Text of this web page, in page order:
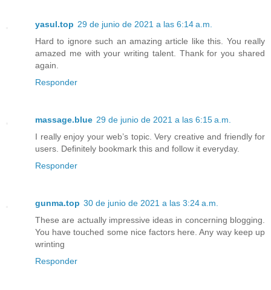
yasul.top 29 de junio de 2021 a las 6:14 a.m.
Hard to ignore such an amazing article like this. You really
amazed me with your writing talent. Thank for you shared
again.
Responder
massage.blue 29 de junio de 2021 a las 6:15 a.m.
I really enjoy your web’s topic. Very creative and friendly for
users. Definitely bookmark this and follow it everyday.
Responder
gunma.top 30 de junio de 2021 a las 3:24 a.m.
These are actually impressive ideas in concerning blogging.
You have touched some nice factors here. Any way keep up
wrinting
Responder